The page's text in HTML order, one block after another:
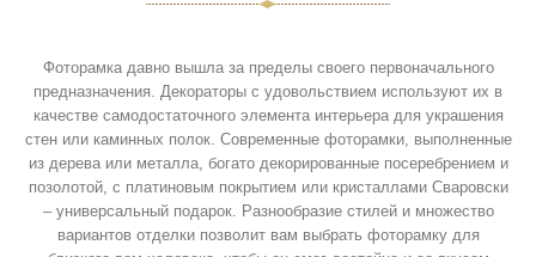
Фоторамка давно вышла за пределы своего первоначального
предназначения. Декораторы с удовольствием используют их в
качестве самодостаточного элемента интерьера для украшения
стен или каминных полок. Современные фоторамки, выполненные
из дерева или металла, богато декорированные посеребрением и
позолотой, с платиновым покрытием или кристаллами Сваровски
– универсальный подарок. Разнообразие стилей и множество
вариантов отделки позволит вам выбрать фоторамку для